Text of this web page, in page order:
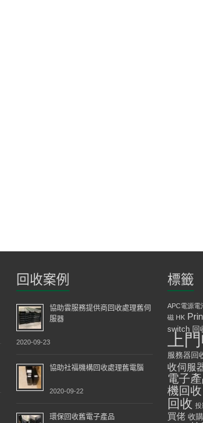
回收案例
協助雲服務提供商回收處理舊伺
服器
2020-09-23
協助社福機構回收處理舊電腦
2020-09-22
環保回收舊電子產品
標籤
APC電源電
磁 HK
switch 回
上
服務器回
收伺服
電子
機回收
回收 投
買佬 收